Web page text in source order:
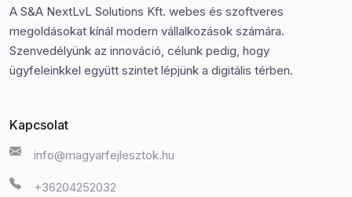
A S&A NextLvL Solutions Kft. webes és szoftveres
megoldásokat kínál modern vállalkozások számára.
Szenvedélyünk az innováció, célunk pedig, hogy
ügyfeleinkkel együtt szintet lépjünk a digitális térben.
Kapcsolat
info@magyarfejlesztok.hu
+36204252032